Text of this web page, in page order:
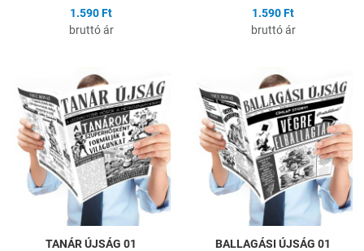
1.590 Ft
bruttó ár
1.590 Ft
bruttó ár
Hozzáadás a kívánságlistához
Összehasonlítás
Gyors nézet
TANÁR ÚJSÁG 01
BALLAGÁSI ÚJSÁG 01